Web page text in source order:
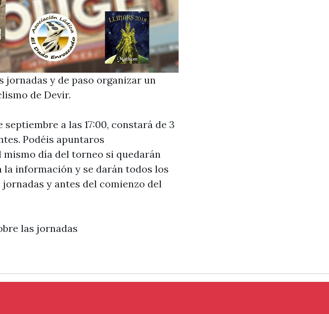
y de paso organizar un
de Devir.
a las 17:00, constará de 3
Podéis apuntaros
mismo día del torneo si quedarán
la información y se darán todos los
y antes del comienzo del
las jornadas